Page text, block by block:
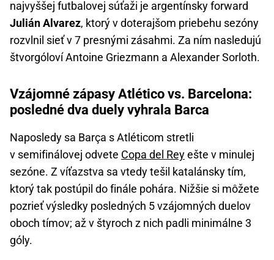
najvyššej futbalovej súťaži je argentínsky forward
Julián Alvarez, ktorý v doterajšom priebehu sezóny
rozvlnil sieť v 7 presnými zásahmi. Za ním nasledujú
štvorgóloví Antoine Griezmann a Alexander Sorloth.
Vzájomné zápasy Atlético vs. Barcelona:
posledné dva duely vyhrala Barca
Naposledy sa Barça s Atléticom stretli
v semifinálovej odvete Copa del Reyešte v minulej
sezóne. Z víťazstva sa vtedy tešil katalánsky tím,
ktorý tak postúpil do finále pohára. Nižšie si môžete
pozrieť výsledky posledných 5 vzájomných duelov
oboch tímov; až v štyroch z nich padli minimálne 3
góly.